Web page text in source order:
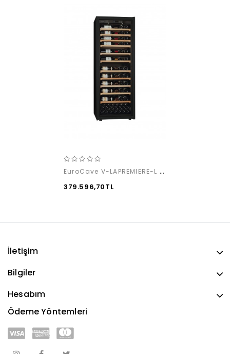
EuroCave V-LAPREMIERE-L / Premium Pack
379.596,70TL
İletişim
Bilgiler
Hesabım
Ödeme Yöntemleri